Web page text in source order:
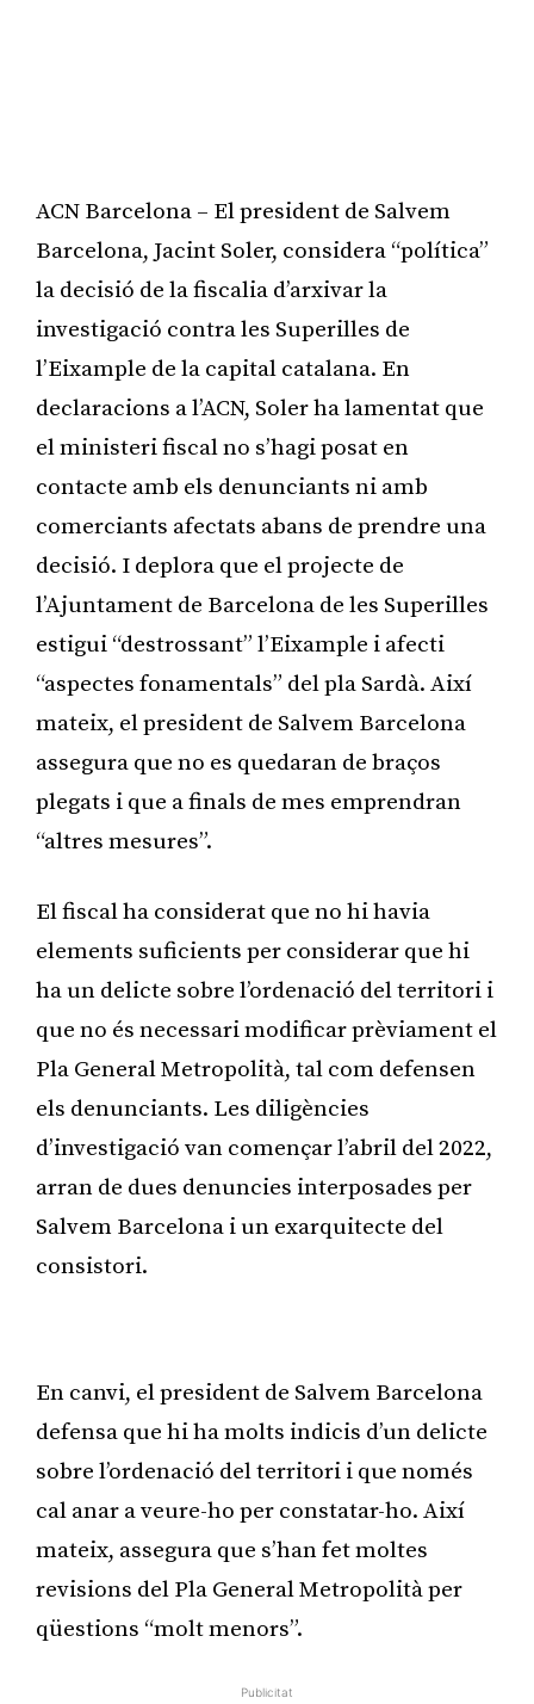
ACN Barcelona – El president de Salvem
Barcelona, Jacint Soler, considera “política”
la decisió de la fiscalia d’arxivar la
investigació contra les Superilles de
l’Eixample de la capital catalana. En
declaracions a l’ACN, Soler ha lamentat que
el ministeri fiscal no s’hagi posat en
contacte amb els denunciants ni amb
comerciants afectats abans de prendre una
decisió. I deplora que el projecte de
l’Ajuntament de Barcelona de les Superilles
estigui “destrossant” l’Eixample i afecti
“aspectes fonamentals” del pla Sardà. Així
mateix, el president de Salvem Barcelona
assegura que no es quedaran de braços
plegats i que a finals de mes emprendran
“altres mesures”.
El fiscal ha considerat que no hi havia
elements suficients per considerar que hi
ha un delicte sobre l’ordenació del territori i
que no és necessari modificar prèviament el
Pla General Metropolità, tal com defensen
els denunciants. Les diligències
d’investigació van començar l’abril del 2022,
arran de dues denuncies interposades per
Salvem Barcelona i un exarquitecte del
consistori.
En canvi, el president de Salvem Barcelona
defensa que hi ha molts indicis d’un delicte
sobre l’ordenació del territori i que només
cal anar a veure-ho per constatar-ho. Així
mateix, assegura que s’han fet moltes
revisions del Pla General Metropolità per
qüestions “molt menors”.
Publicitat